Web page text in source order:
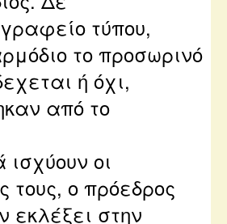
τύπου,
το προσωρινό
ή όχι,
από το
οι
τους, ο πρόεδρος
εκλέξει στην